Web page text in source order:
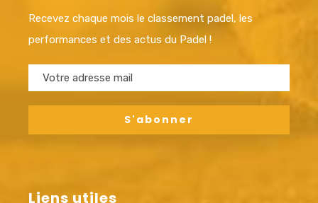
Recevez chaque mois le classement padel, les
performances et des actus du Padel !
Liens utiles